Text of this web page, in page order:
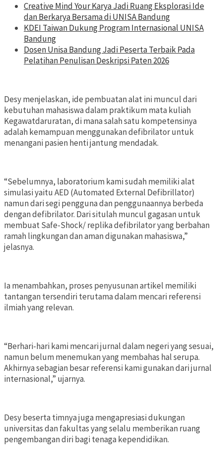
Creative Mind Your Karya Jadi Ruang Eksplorasi Ide
dan Berkarya Bersama di UNISA Bandung
KDEI Taiwan Dukung Program Internasional UNISA
Bandung
Dosen Unisa Bandung Jadi Peserta Terbaik Pada
Pelatihan Penulisan Deskripsi Paten 2026
Desy menjelaskan, ide pembuatan alat ini muncul dari
kebutuhan mahasiswa dalam praktikum mata kuliah
Kegawatdaruratan, di mana salah satu kompetensinya
adalah kemampuan menggunakan defibrilator untuk
menangani pasien henti jantung mendadak.
“Sebelumnya, laboratorium kami sudah memiliki alat
simulasi yaitu AED (Automated External Defibrillator)
namun dari segi pengguna dan penggunaannya berbeda
dengan defibrilator. Dari situlah muncul gagasan untuk
membuat Safe-Shock/ replika defibrilator yang berbahan
ramah lingkungan dan aman digunakan mahasiswa,”
jelasnya.
Ia menambahkan, proses penyusunan artikel memiliki
tantangan tersendiri terutama dalam mencari referensi
ilmiah yang relevan.
“Berhari-hari kami mencari jurnal dalam negeri yang sesuai,
namun belum menemukan yang membahas hal serupa.
Akhirnya sebagian besar referensi kami gunakan dari jurnal
internasional,” ujarnya.
Desy beserta timnya juga mengapresiasi dukungan
universitas dan fakultas yang selalu memberikan ruang
pengembangan diri bagi tenaga kependidikan.